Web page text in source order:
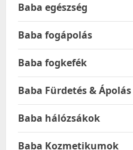
Baba egészség
Baba fogápolás
Baba fogkefék
Baba Fürdetés & Ápolás
Baba hálózsákok
Baba Kozmetikumok